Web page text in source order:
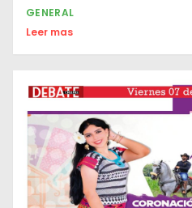
GENERAL
Leer mas